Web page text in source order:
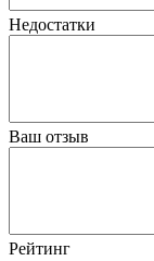
Недостатки
Ваш отзыв
Рейтинг